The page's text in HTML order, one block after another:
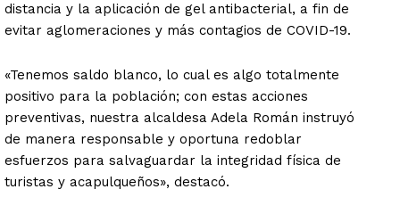
distancia y la aplicación de gel antibacterial, a fin de
evitar aglomeraciones y más contagios de COVID-19.
«Tenemos saldo blanco, lo cual es algo totalmente
positivo para la población; con estas acciones
preventivas, nuestra alcaldesa Adela Román instruyó
de manera responsable y oportuna redoblar
esfuerzos para salvaguardar la integridad física de
turistas y acapulqueños», destacó.